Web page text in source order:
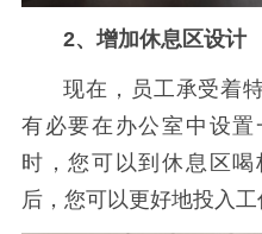
2、增加休息区设计
现在，员工承受着
有必要在办公室中设
时，您可以到休息区
后，您可以更好地投入工